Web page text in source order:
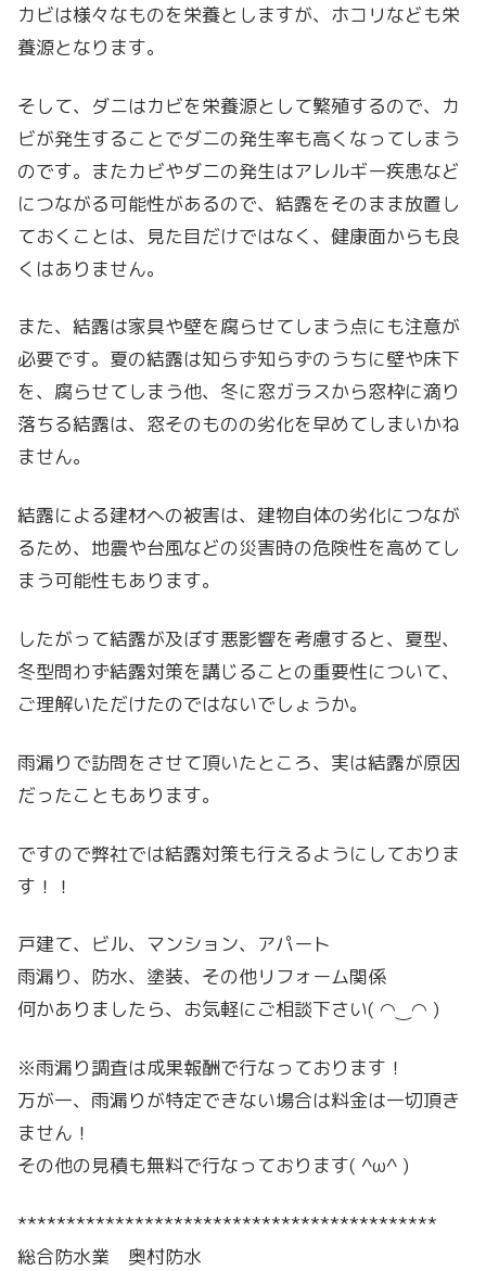
カビは様々なものを栄養としますが、ホコリなども栄
養源となります。
そして、ダニはカビを栄養源として繁殖するので、カ
ビが発生することでダニの発生率も高くなってしまう
のです。またカビやダニの発生はアレルギー疾患など
につながる可能性があるので、結露をそのまま放置し
ておくことは、見た目だけではなく、健康面からも良
くはありません。
また、結露は家具や壁を腐らせてしまう点にも注意が
必要です。夏の結露は知らず知らずのうちに壁や床下
を、腐らせてしまう他、冬に窓ガラスから窓枠に滴り
落ちる結露は、窓そのものの劣化を早めてしまいかね
ません。
結露による建材への被害は、建物自体の劣化につなが
るため、地震や台風などの災害時の危険性を高めてし
まう可能性もあります。
したがって結露が及ぼす悪影響を考慮すると、夏型、
冬型問わず結露対策を講じることの重要性について、
ご理解いただけたのではないでしょうか。
雨漏りで訪問をさせて頂いたところ、実は結露が原因
だったこともあります。
ですので弊社では結露対策も行えるようにしておりま
す！！
戸建て、ビル、マンション、アパート
雨漏り、防水、塗装、その他リフォーム関係
何かありましたら、お気軽にご相談下さい( ◠‿◠ )
※雨漏り調査は成果報酬で行なっております！
万が一、雨漏りが特定できない場合は料金は一切頂き
ません！
その他の見積も無料で行なっております( ^ω^ )
*******************************************
総合防水業 奥村防水